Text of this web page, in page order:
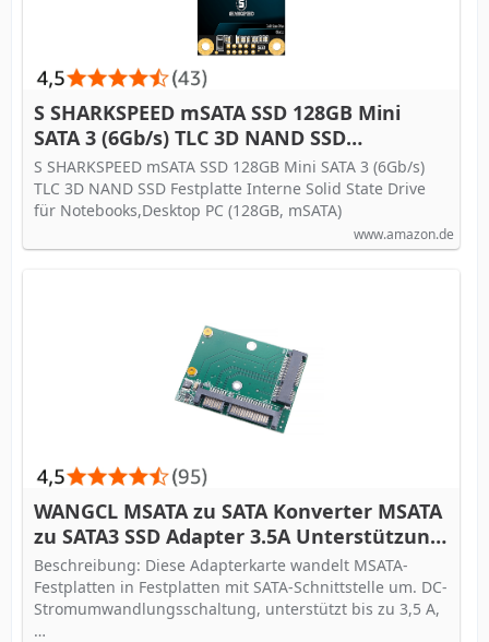
S SHARKSPEED mSATA SSD 128GB Mini
SATA 3 (6Gb/s) TLC 3D NAND SSD
Festplatte Interne Solid State Drive für
Notebooks,Desktop PC (128GB, mSATA)
S SHARKSPEED mSATA SSD 128GB Mini SATA 3 (6Gb/s)
TLC 3D NAND SSD Festplatte Interne Solid State Drive
für Notebooks,Desktop PC (128GB, mSATA)
www.amazon.de
WANGCL MSATA zu SATA Konverter MSATA
zu SATA3 SSD Adapter 3.5A Unterstützung
für High Power SSD Karten
Beschreibung: Diese Adapterkarte wandelt MSATA-
Festplatten in Festplatten mit SATA-Schnittstelle um. DC-
Stromumwandlungsschaltung, unterstützt bis zu 3,5 A,
…